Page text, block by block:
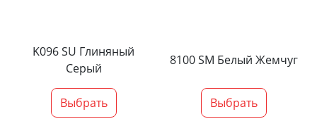
K096 SU Глиняный
Серый
Выбрать
8100 SM Белый Жемчуг
Выбрать